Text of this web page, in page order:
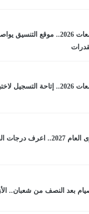
تنسيق الجامعات 2026.. موقع
بعد النصف من شعبان..